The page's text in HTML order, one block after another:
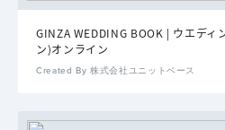
GINZA WEDDING BOOK | ウエデ
ン)オンライン
Created By 株式会社ユニットベース